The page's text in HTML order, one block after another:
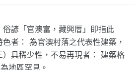
俗諺「官澳富，藏興厝」即指此
者： 為官澳村落之代表性建築，
具稀少性，不易再現者： 建築格
地區罕見。